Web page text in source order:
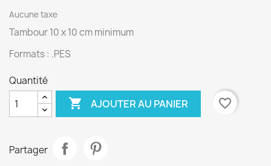
Aucune taxe
Tambour 10 x 10 cm minimum
Formats : .PES
Quantité
 AJOUTER AU PANIER favorite_border
Partager